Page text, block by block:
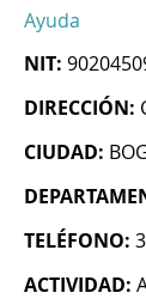
Ayuda
NIT:
DIRECCIÓN:
CIUDAD:
TELÉFONO:
ACTIVIDAD: